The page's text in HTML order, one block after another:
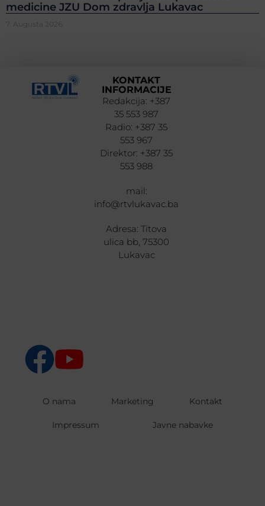
medicine JZU Dom zdravlja Lukavac
7. Augusta 2026.
KONTAKT
INFORMACIJE
Redakcija: +387
35 553 987
Radio: +387 35
553 967
Direktor: +387 35
553 988
mail:
info@rtvlukavac.ba
Adresa: Titova
ulica bb, 75300
Lukavac
O nama Marketing Kontakt
Impressum Javne nabavke